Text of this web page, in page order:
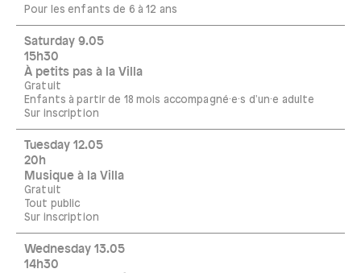
Pour les enfants de 6 à 12 ans
Saturday 9.05
15h30
À petits pas à la Villa
Gratuit
Enfants à partir de 18 mois accompagné·e·s d'un·e adulte
Sur inscription
Tuesday 12.05
20h
Musique à la Villa
Gratuit
Tout public
Sur inscription
Wednesday 13.05
14h30